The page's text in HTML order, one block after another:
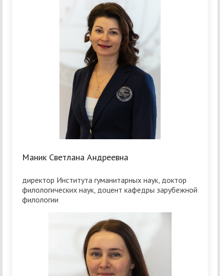
Маник Светлана Андреевна
директор Института гуманитарных наук, доктор
филологических наук, доцент кафедры зарубежной
филологии